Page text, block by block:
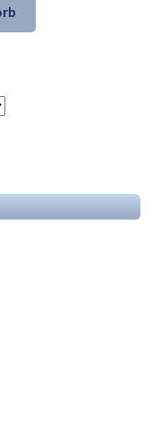
ist:
102,98 €.